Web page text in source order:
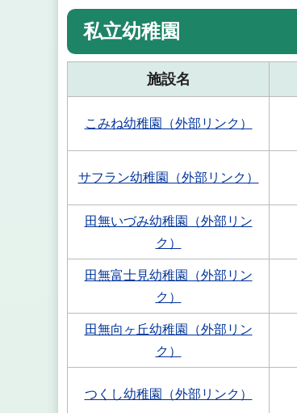
私立幼稚園
施設名
こみね幼稚園（外部リンク）
サフラン幼稚園（外部リンク）
田無いづみ幼稚園（外部リン
ク）
田無富士見幼稚園（外部リン
ク）
田無向ヶ丘幼稚園（外部リン
ク）
つくし幼稚園（外部リンク）